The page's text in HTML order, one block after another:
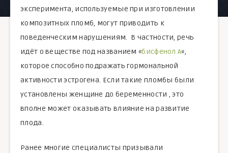
эксперимента, используемые при изготовлении
композитных пломб, могут приводить к
поведенческим нарушениям. В частности, речь
идёт о веществе под названием «бисфенол А«,
которое способно подражать гормональной
активности эстрогена. Если такие пломбы были
установлены женщине до беременности , это
вполне может оказывать влияние на развитие
плода.
Ранее многие специалисты призывали